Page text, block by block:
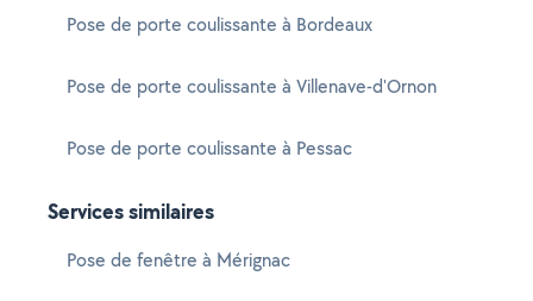
Pose de porte coulissante à Bordeaux
Pose de porte coulissante à Villenave-d'Ornon
Pose de porte coulissante à Pessac
Services similaires
Pose de fenêtre à Mérignac